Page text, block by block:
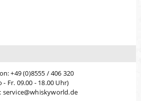
+49 (0)8555 / 406 320
- Fr. 09.00 - 18.00 Uhr)
service@whiskyworld.de